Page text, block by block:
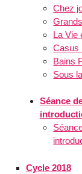
Chez
La Vie
Casus
Bains
Sous
Séance
Cycle 2018